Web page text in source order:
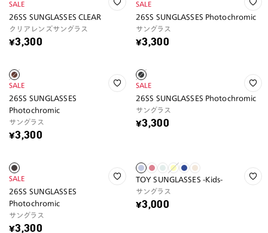
SALE
26SS SUNGLASSES CLEAR
クリアレンズサングラス
¥3,300
SALE
26SS SUNGLASSES Photochromic
サングラス
¥3,300
SALE
26SS SUNGLASSES
Photochromic
サングラス
¥3,300
SALE
26SS SUNGLASSES Photochromic
サングラス
¥3,300
SALE
26SS SUNGLASSES
Photochromic
サングラス
¥3,300
TOY SUNGLASSES -Kids-
サングラス
¥3,000